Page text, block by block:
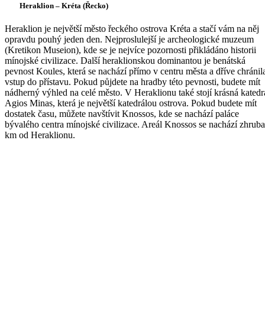
Heraklion – Kréta (Řecko)
Heraklion je největší město řeckého ostrova Kréta a stačí vám na něj
opravdu pouhý jeden den. Nejproslulejší je archeologické muzeum
(Kretikon Museion), kde se je nejvíce pozornosti přikládáno historii
mínojské civilizace. Další heraklionskou dominantou je benátská
pevnost Koules, která se nachází přímo v centru města a dříve
vstup do přístavu. Pokud půjdete na hradby této pevnosti, budete mít
nádherný výhled na celé město. V Heraklionu také stojí krásná
Agios Minas, která je největší katedrálou ostrova. Pokud budete mít
dostatek času, můžete navštívit Knossos, kde se nachází paláce
bývalého centra mínojské civilizace. Areál Knossos se nachází
km od Heraklionu.